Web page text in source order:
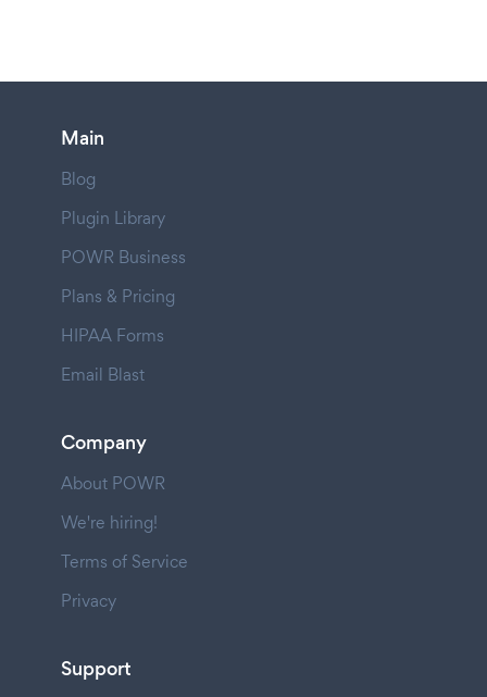
Main
Blog
Plugin Library
POWR Business
Plans & Pricing
HIPAA Forms
Email Blast
Company
About POWR
We're hiring!
Terms of Service
Privacy
Support